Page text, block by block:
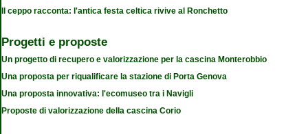
Il ceppo racconta: l'antica festa celtica rivive al Ronchetto
Progetti e proposte
Un progetto di recupero e valorizzazione per la cascina Monterobbio
Una proposta per riqualificare la stazione di Porta Genova
Una proposta innovativa: l'ecomuseo tra i Navigli
Proposte di valorizzazione della cascina Corio